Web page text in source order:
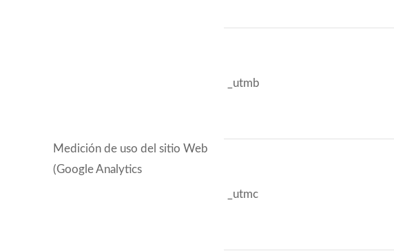
Medición de uso del sitio Web
(Google Analytics
_utmb
_utmc